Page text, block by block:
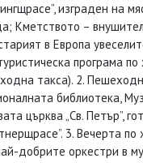
изграден на
Кметството –
в Европа
програма
такса). 2.
библиотека,
църква „Св. Петър”,
3. Вечерта
оркестри в